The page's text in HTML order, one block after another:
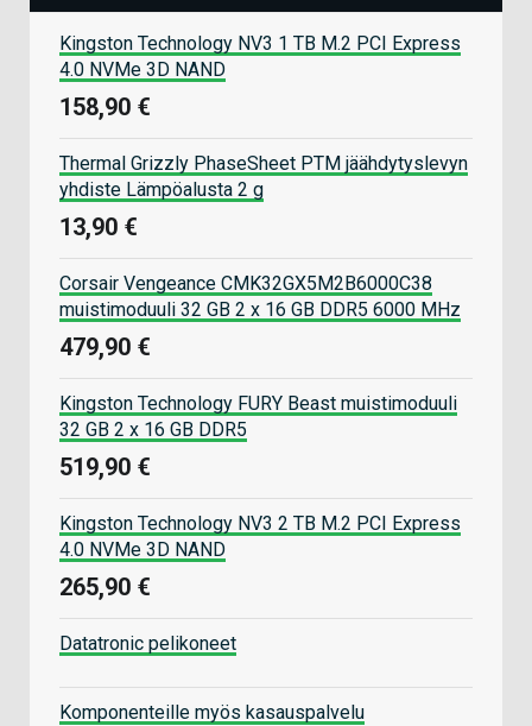
Kingston Technology NV3 1 TB M.2 PCI Express
4.0 NVMe 3D NAND
158,90 €
Thermal Grizzly PhaseSheet PTM jäähdytyslevyn
yhdiste Lämpöalusta 2 g
13,90 €
Corsair Vengeance CMK32GX5M2B6000C38
muistimoduuli 32 GB 2 x 16 GB DDR5 6000 MHz
479,90 €
Kingston Technology FURY Beast muistimoduuli
32 GB 2 x 16 GB DDR5
519,90 €
Kingston Technology NV3 2 TB M.2 PCI Express
4.0 NVMe 3D NAND
265,90 €
Datatronic pelikoneet
Komponenteille myös kasauspalvelu